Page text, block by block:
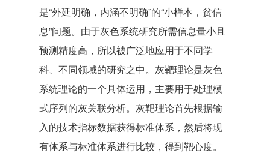
是“外延明确，内涵不明确”的“小样本，贫信
息”问题。由于灰色系统研究所需信息量小且
预测精度高，所以被广泛地应用于不同学
科、不同领域的研究之中。灰靶理论是灰色
系统理论的一个具体运用，主要用于处理模
式序列的灰关联分析。灰靶理论首先根据输
入的技术指标数据获得标准体系，然后将现
有体系与标准体系进行比较，得到靶心度。